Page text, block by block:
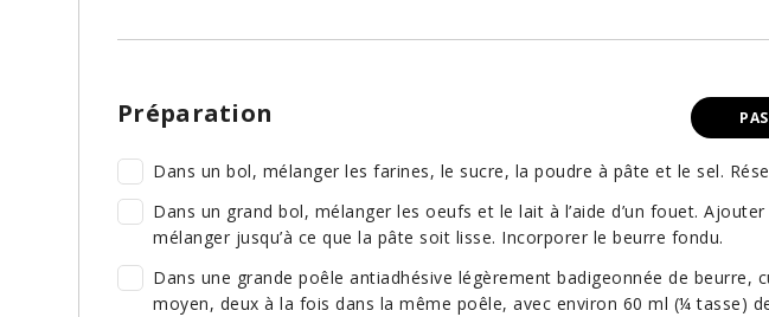
Préparation
Dans un bol, mélanger les farines, le sucre, la poudre à pâte et le sel.
Dans un grand bol, mélanger les oeufs et le lait à l’aide d’un fouet.
mélanger jusqu’à ce que la pâte soit lisse. Incorporer le beurre fondu.
Dans une grande poêle antiadhésive légèrement badigeonnée de beurre,
moyen, deux à la fois dans la même poêle, avec environ 60 ml (¼ tasse)